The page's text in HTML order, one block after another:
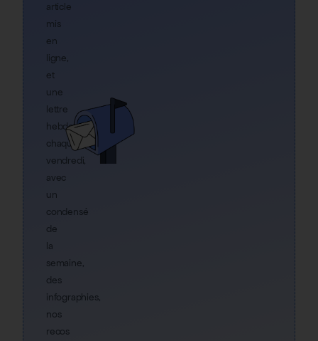
article
mis
en
ligne,
et
une
lettre
hebdo
chaque
vendredi,
avec
un
condensé
de
la
semaine,
des
infographies,
nos
recos